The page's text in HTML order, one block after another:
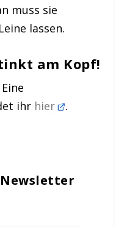
muss sie
lassen.
am Kopf!
ihr hier .